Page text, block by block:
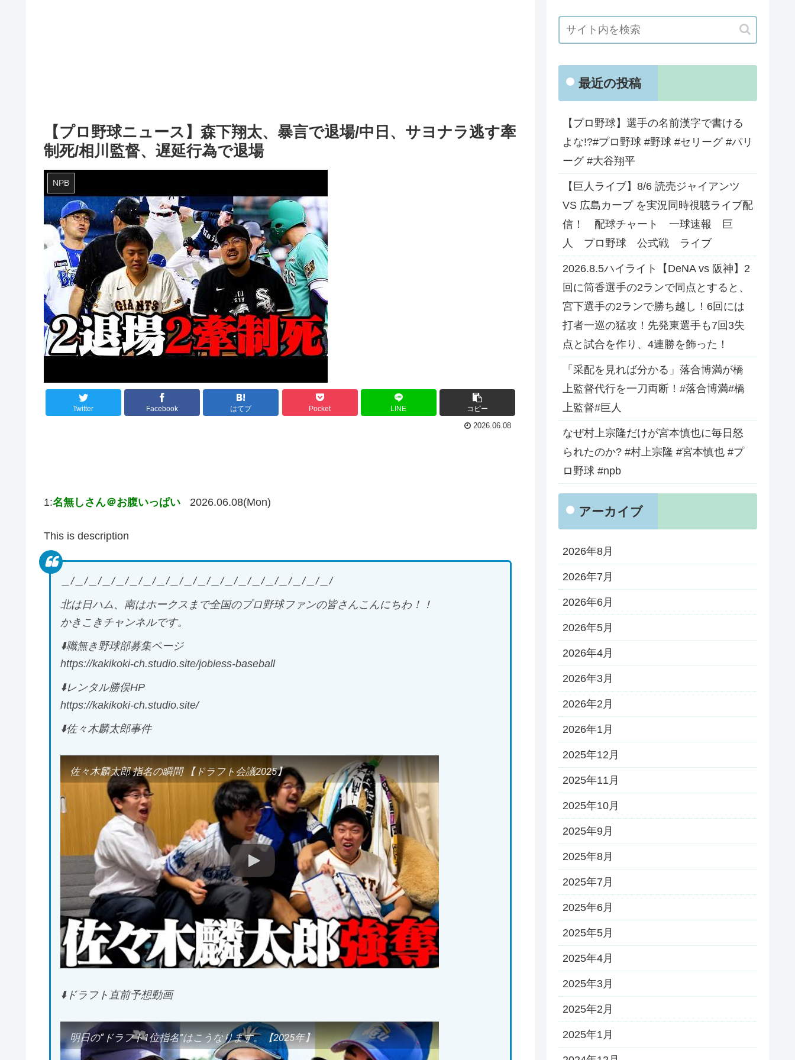
【プロ野球ニュース】森下翔太、暴言で退場/中日、サヨナラ逃す牽
制死/相川監督、遅延行為で退場
NPB
Twitter Facebook はてブ Pocket LINE コピー
2026.06.08
1:名無しさん＠お腹いっぱい 2026.06.08(Mon)
This is description
＿/＿/＿/＿/＿/＿/＿/＿/＿/＿/＿/＿/＿/＿/＿/＿/＿/＿/＿/＿/
北は日ハム、南はホークスまで全国のプロ野球ファンの皆さんこんにちわ！！
かきこきチャンネルです。
⬇️職無き野球部募集ページ
https://kakikoki-ch.studio.site/jobless-baseball
⬇️レンタル勝俣HP
https://kakikoki-ch.studio.site/
⬇️佐々木麟太郎事件
佐々木麟太郎 指名の瞬間 【ドラフト会議2025】
⬇️ドラフト直前予想動画
明日の“ドラフト1位指名”はこうなります。【2025年】
最近の投稿
【プロ野球】選手の名前漢字で書ける
よな!?#プロ野球 #野球 #セリーグ #パリ
ーグ #大谷翔平
【巨人ライブ】8/6 読売ジャイアンツ
VS 広島カープ を実況同時視聴ライブ配
信！ 配球チャート 一球速報 巨
人 プロ野球 公式戦 ライブ
2026.8.5ハイライト【DeNA vs 阪神】2
回に筒香選手の2ランで同点とすると、
宮下選手の2ランで勝ち越し！6回には
打者一巡の猛攻！先発東選手も7回3失
点と試合を作り、4連勝を飾った！
「采配を見れば分かる」落合博満が橋
上監督代行を一刀両断！#落合博満#橋
上監督#巨人
なぜ村上宗隆だけが宮本慎也に毎日怒
られたのか? #村上宗隆 #宮本慎也 #プ
ロ野球 #npb
アーカイブ
2026年8月
2026年7月
2026年6月
2026年5月
2026年4月
2026年3月
2026年2月
2026年1月
2025年12月
2025年11月
2025年10月
2025年9月
2025年8月
2025年7月
2025年6月
2025年5月
2025年4月
2025年3月
2025年2月
2025年1月